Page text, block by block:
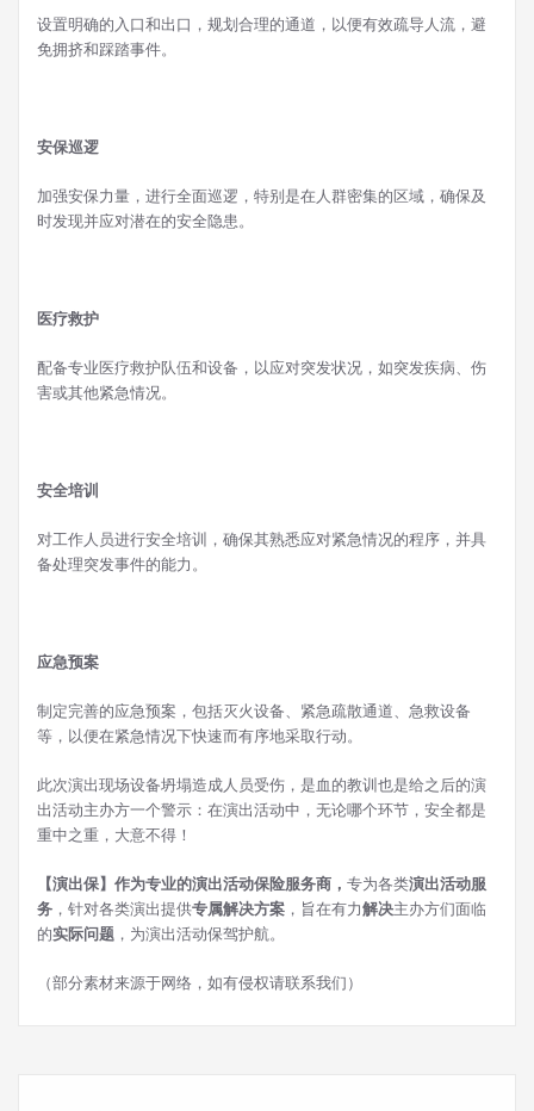
设置明确的入口和出口，规划合理的通道，以便有效疏导人流，避
免拥挤和踩踏事件。
安保巡逻
加强安保力量，进行全面巡逻，特别是在人群密集的区域，确保及
时发现并应对潜在的安全隐患。
医疗救护
配备专业医疗救护队伍和设备，以应对突发状况，如突发疾病、伤
害或其他紧急情况。
安全培训
对工作人员进行安全培训，确保其熟悉应对紧急情况的程序，并具
备处理突发事件的能力。
应急预案
制定完善的应急预案，包括灭火设备、紧急疏散通道、急救设备
等，以便在紧急情况下快速而有序地采取行动。
此次演出现场设备坍塌造成人员受伤，是血的教训也是给之后的演
出活动主办方一个警示：在演出活动中，无论哪个环节，安全都是
重中之重，大意不得！
【演出保】作为专业的演出活动保险服务商， 专为各类演出活动服
务 ，针对各类演出提供专属解决方案 ，旨在有力解决主办方们面临
的实际问题 ，为演出活动保驾护航。
（部分素材来源于网络，如有侵权请联系我们）